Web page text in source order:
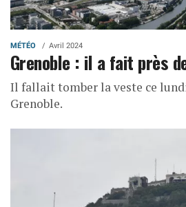
MÉTÉO Avril 2024
Grenoble : il a fait près
Il fallait tomber la veste ce
Grenoble.